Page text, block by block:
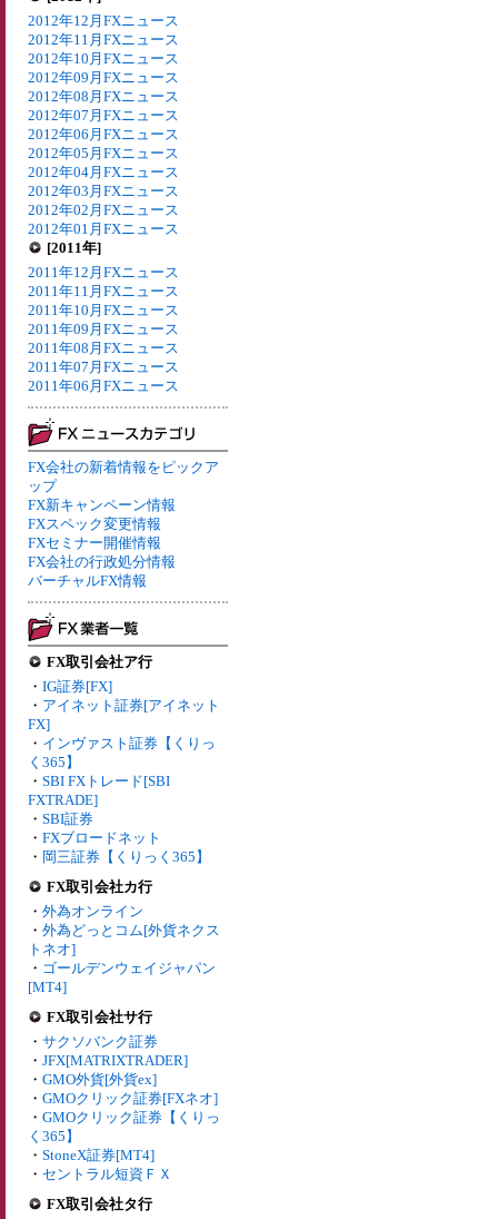
2012年12月FXニュース
2012年11月FXニュース
2012年10月FXニュース
2012年09月FXニュース
2012年08月FXニュース
2012年07月FXニュース
2012年06月FXニュース
2012年05月FXニュース
2012年04月FXニュース
2012年03月FXニュース
2012年02月FXニュース
2012年01月FXニュース
[2011年]
2011年12月FXニュース
2011年11月FXニュース
2011年10月FXニュース
2011年09月FXニュース
2011年08月FXニュース
2011年07月FXニュース
2011年06月FXニュース
FX会社の新着情報をピックア
ップ
FX新キャンペーン情報
FXスペック変更情報
FXセミナー開催情報
FX会社の行政処分情報
バーチャルFX情報
FX取引会社ア行
・ IG証券[FX]
・ アイネット証券[アイネット
FX]
・ インヴァスト証券【くりっ
く365】
・ SBI FXトレード[SBI
FXTRADE]
・ SBI証券
・ FXブロードネット
・ 岡三証券【くりっく365】
FX取引会社カ行
・ 外為オンライン
・ 外為どっとコム[外貨ネクス
トネオ]
・ ゴールデンウェイジャパン
[MT4]
FX取引会社サ行
・ サクソバンク証券
・ JFX[MATRIXTRADER]
・ GMO外貨[外貨ex]
・ GMOクリック証券[FXネオ]
・ GMOクリック証券【くりっ
く365】
・ StoneX証券[MT4]
・ セントラル短資ＦＸ
FX取引会社タ行